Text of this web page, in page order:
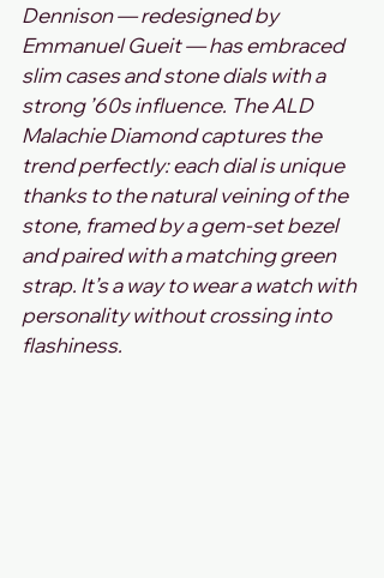
Dennison — redesigned by
Emmanuel Gueit — has embraced
slim cases and stone dials with a
strong ’60s influence. The ALD
Malachie Diamond captures the
trend perfectly: each dial is unique
thanks to the natural veining of the
stone, framed by a gem‑set bezel
and paired with a matching green
strap. It’s a way to wear a watch with
personality without crossing into
flashiness.